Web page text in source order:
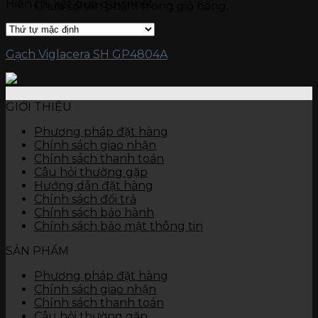
Gạch ốp tường
Đá nung kết Vasta 120 x 280
Gạch kích thước 80 x 120
Gạch kích thước 60 x 120
Gạch kích thước 45 x 90
Gạch kích thước 40 x 80
Gạch kích thước 30 x 90
Gạch kích thước 30 x 60
Gạch kích thước 30 x 45
Gạch kích thước 25 x 50
Gạch kích thước 25 x 40
Gạch kích thước 10 x 30
Thiết bị vệ sinh
Bàn cầu
Các thiết bị khác
Gạch Viglacera SH GP4804A
GIỚI THIỆU
Phương pháp đặt hàng
Chính sách giao nhận
Chính sách thanh toán
Câu hỏi thường gặp
Hướng dẫn đặt hàng
Chính sách đổi trả
Chính sách bảo hành
Chính sách bảo mật thông tin
SẢN PHẨM
Phương pháp đặt hàng
Chính sách giao nhận
Chính sách thanh toán